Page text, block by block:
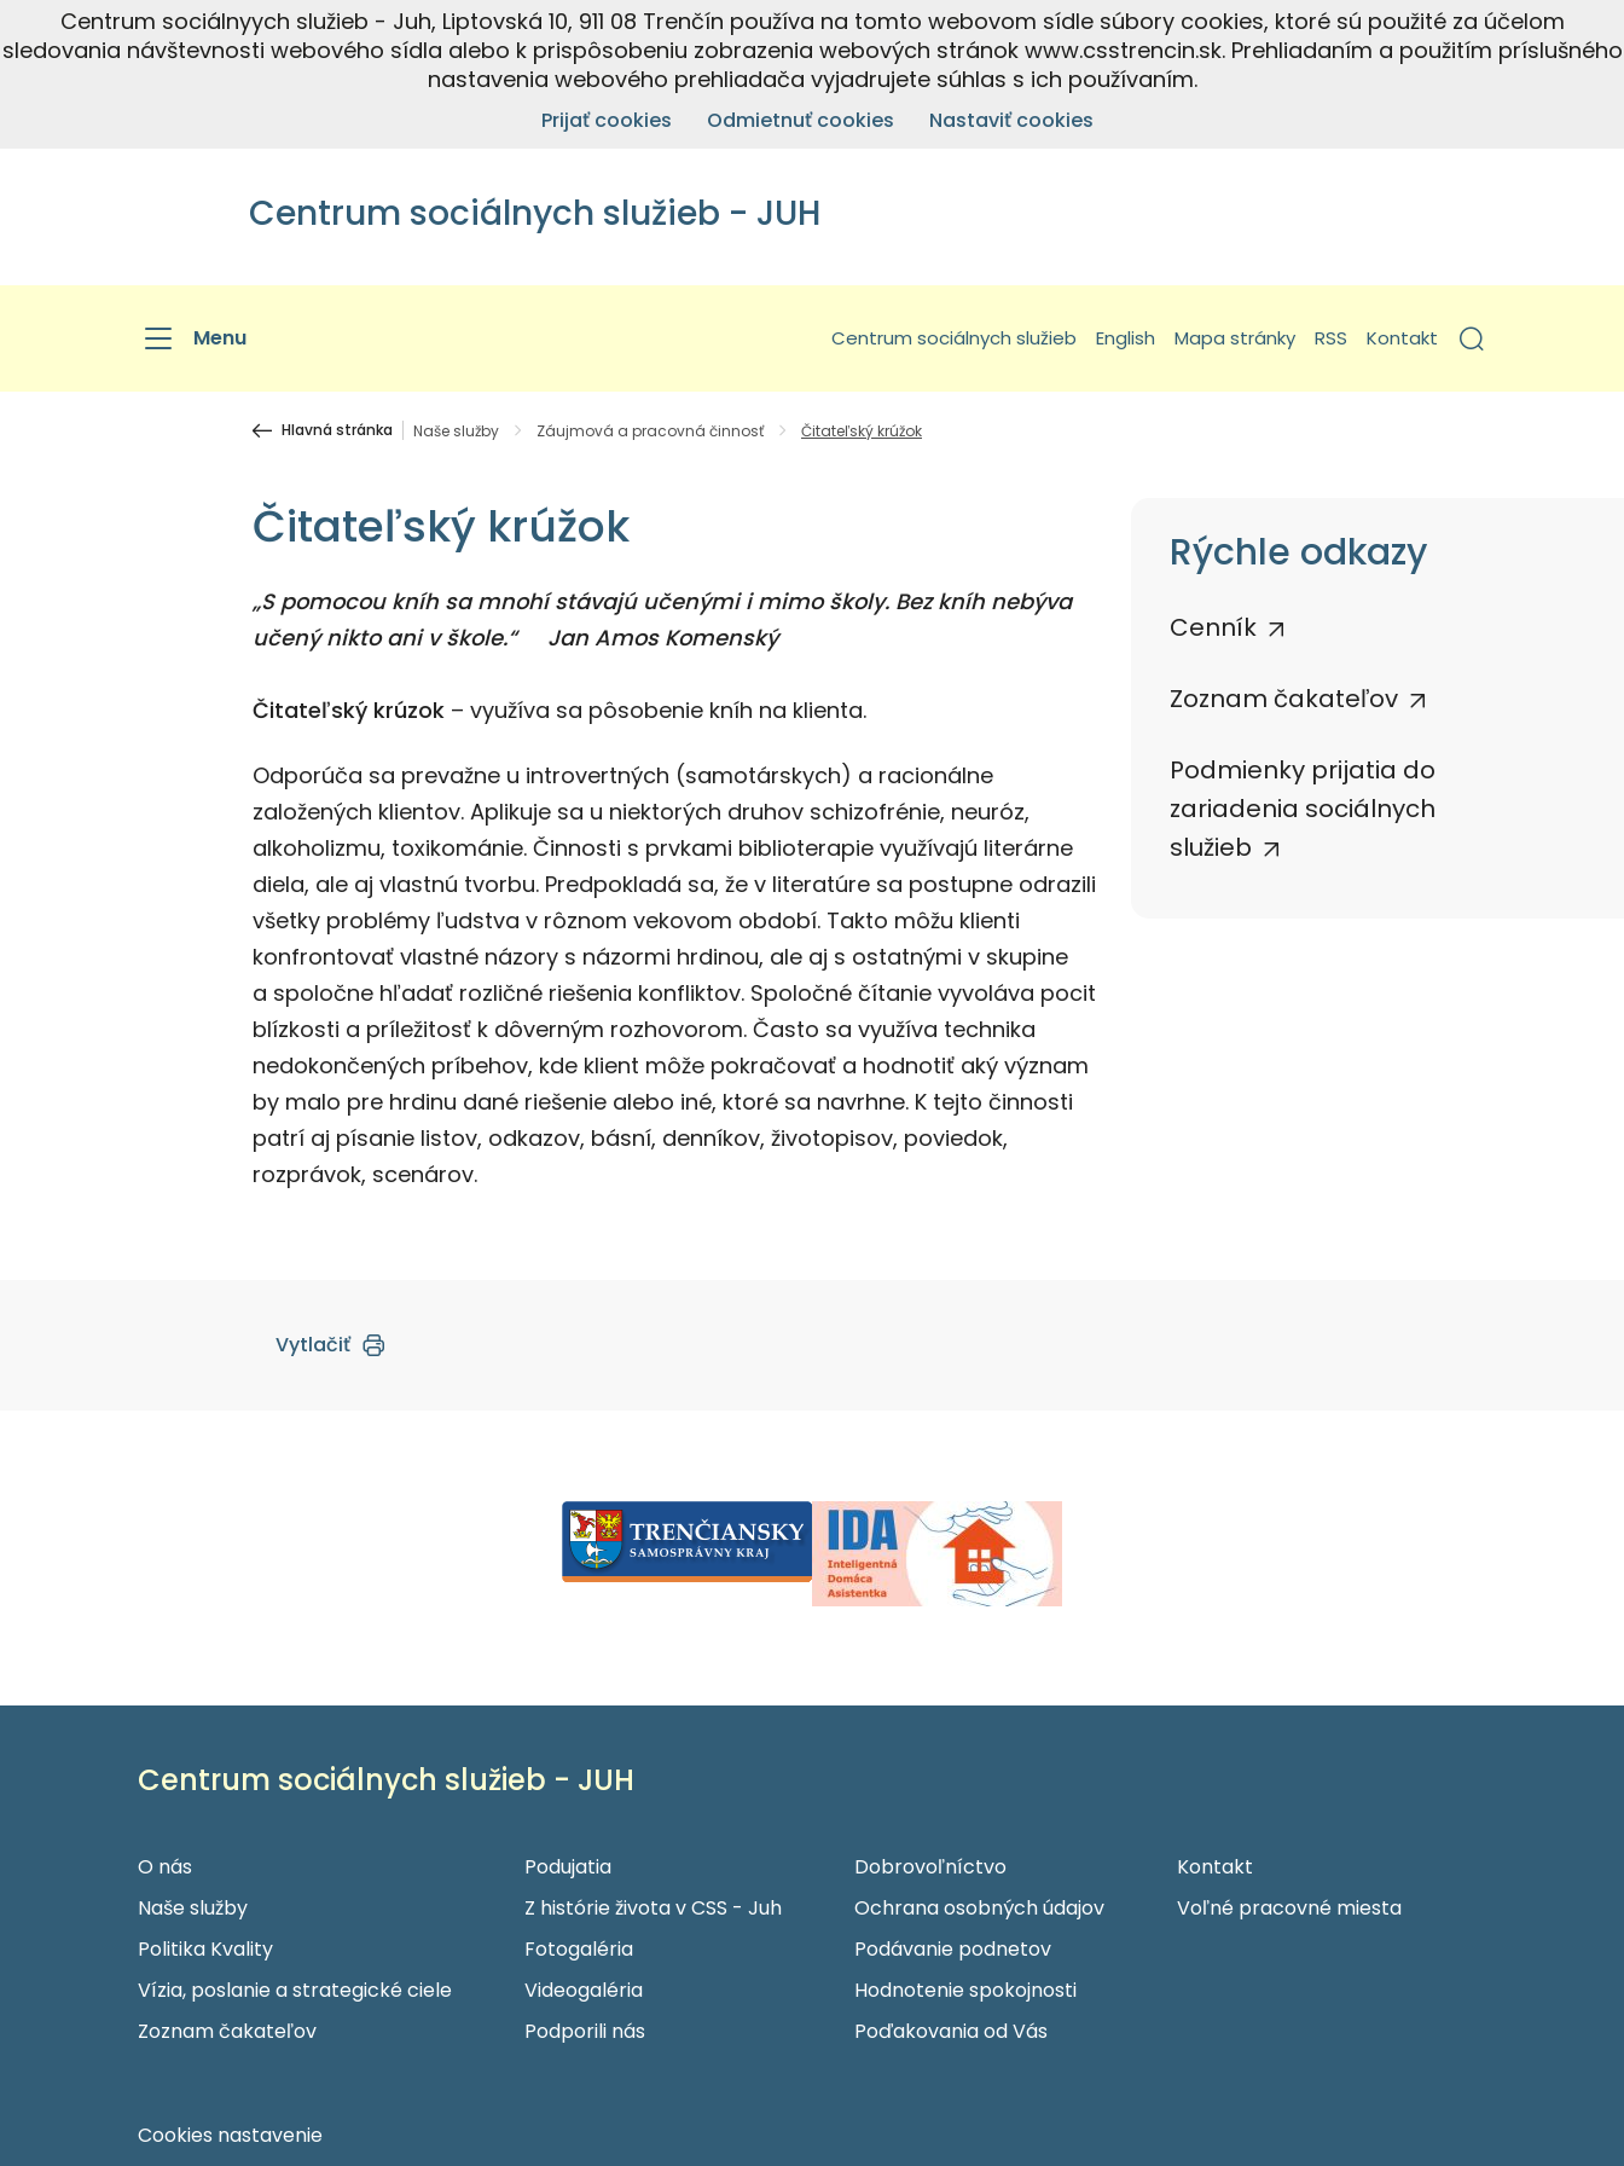
Centrum sociálnyych služieb - Juh, Liptovská 10, 911 08 Trenčín používa na tomto webovom sídle súbory cookies, ktoré sú použité za účelom
sledovania návštevnosti webového sídla alebo k prispôsobeniu zobrazenia webových stránok www.csstrencin.sk. Prehliadaním a použitím príslušného
nastavenia webového prehliadača vyjadrujete súhlas s ich používaním.
Prijať cookies Odmietnuť cookies Nastaviť cookies
Centrum sociálnych služieb - JUH
Menu Centrum sociálnych služieb English Mapa stránky RSS Kontakt
Hlavná stránka Naše služby Záujmová a pracovná činnosť Čitateľský krúžok
Čitateľský krúžok
„S pomocou kníh sa mnohí stávajú učenými i mimo školy. Bez kníh nebýva
učený nikto ani v škole.“ Jan Amos Komenský
Čitateľský krúzok – využíva sa pôsobenie kníh na klienta.
Odporúča sa prevažne u introvertných (samotárskych) a racionálne
založených klientov. Aplikuje sa u niektorých druhov schizofrénie, neuróz,
alkoholizmu, toxikománie. Činnosti s prvkami biblioterapie využívajú literárne
diela, ale aj vlastnú tvorbu. Predpokladá sa, že v literatúre sa postupne odrazili
všetky problémy ľudstva v rôznom vekovom období. Takto môžu klienti
konfrontovať vlastné názory s názormi hrdinou, ale aj s ostatnými v skupine
a spoločne hľadať rozličné riešenia konfliktov. Spoločné čítanie vyvoláva pocit
blízkosti a príležitosť k dôverným rozhovorom. Často sa využíva technika
nedokončených príbehov, kde klient môže pokračovať a hodnotiť aký význam
by malo pre hrdinu dané riešenie alebo iné, ktoré sa navrhne. K tejto činnosti
patrí aj písanie listov, odkazov, básní, denníkov, životopisov, poviedok,
rozprávok, scenárov.
Rýchle odkazy
Cenník
Zoznam čakateľov
Podmienky prijatia do
zariadenia sociálnych
služieb
Vytlačiť
Centrum sociálnych služieb - JUH
O nás
Naše služby
Politika Kvality
Vízia, poslanie a strategické ciele
Zoznam čakateľov
Podujatia
Z histórie života v CSS - Juh
Fotogaléria
Videogaléria
Podporili nás
Dobrovoľníctvo
Ochrana osobných údajov
Podávanie podnetov
Hodnotenie spokojnosti
Poďakovania od Vás
Kontakt
Voľné pracovné miesta
Cookies nastavenie